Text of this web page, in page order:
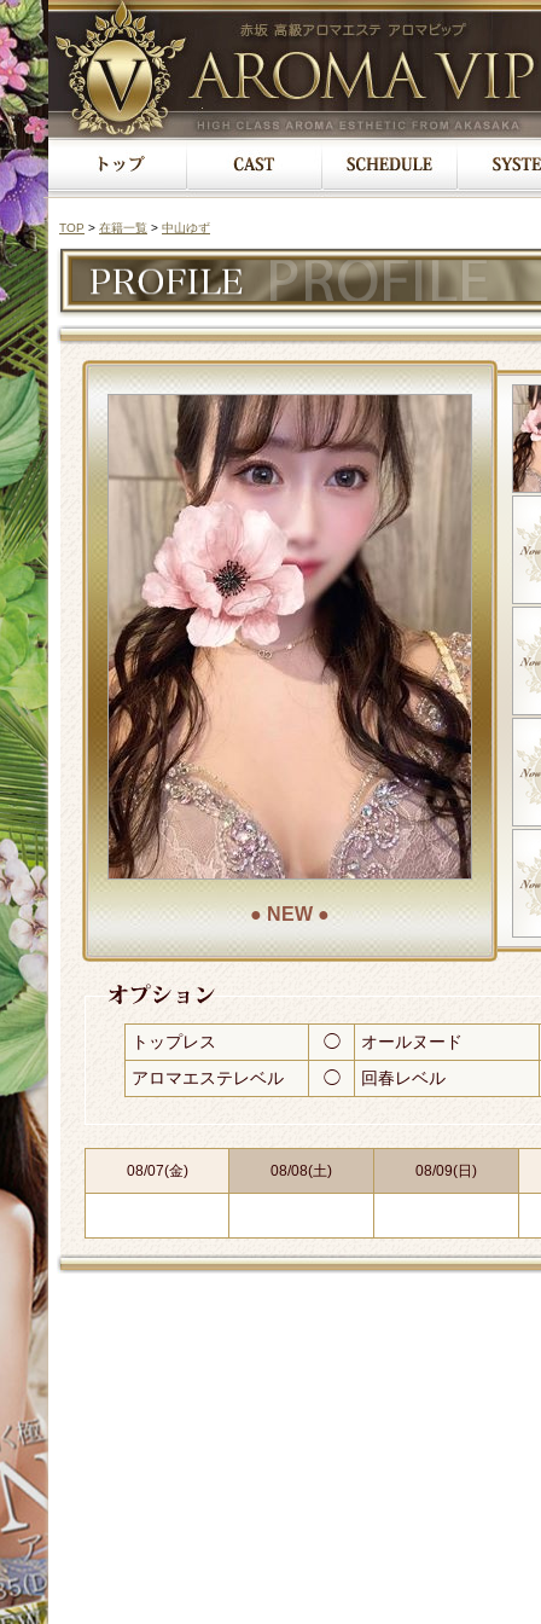
TOP > 在籍一覧 > 中山ゆず
● NEW ●
トップレス ◯
オールヌード
アロマエステレベル
◯ 回春レベル
08/07(金) 08/08(土) 08/09(日)